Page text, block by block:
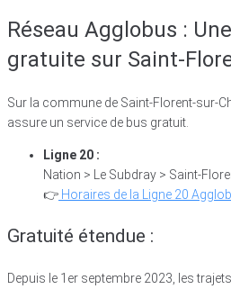
Réseau Agglobus :
gratuite sur Saint-
Sur la commune de Saint-Florent-sur-
assure un service de bus gratuit.
Ligne 20 :
Nation > Le Subdray > Saint-
👉 Horaires de la Ligne 20
Gratuité étendue :
Depuis le 1er septembre 2023, les